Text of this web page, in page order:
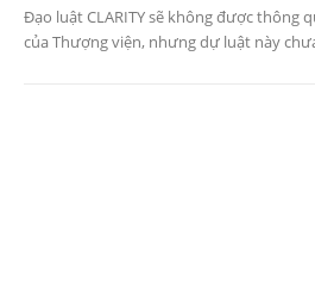
Đạo luật CLARITY sẽ không được thông
của Thượng viện, nhưng dự luật này